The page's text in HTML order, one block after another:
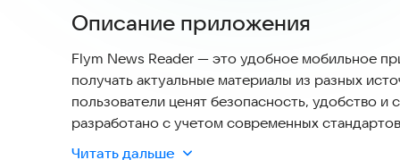
Описание приложения
Flym News Reader — это удобное мобильное
получать актуальные материалы из разных
пользователи ценят безопасность, удобство
разработано с учетом современных
поддержки актуальных форматов и
Читать дальше